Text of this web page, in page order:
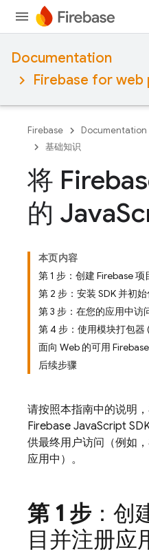
Documentation
Firebase for web
Firebase Documentation
基础知识
将
的 Java
本页内容
第 1 步：创建 Firebase
第 2 步：安装 SDK 并初
第 3 步：在您的应用中访
第 4 步：使用模块打包
面向 Web 的可用
后续步骤
请按照本指南中的说明
Firebase JavaScript
供最终用户访问（例如
应用中）。
第 1 步 ：创
目并注册应